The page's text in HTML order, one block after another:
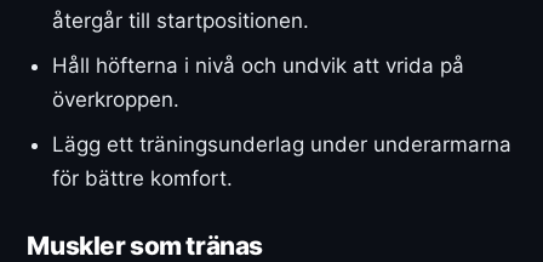
återgår till startpositionen.
Håll höfterna i nivå och undvik att vrida på
överkroppen.
Lägg ett träningsunderlag under underarmarna
för bättre komfort.
Muskler som tränas